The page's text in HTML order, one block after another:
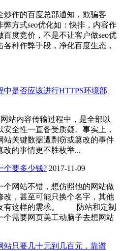
炒作的百度总部通知，欺骗客
弊方式seo优化如：快排，内容作
度竞价，不是不让客户做seo优
种作弊手段，净化百度生态，
中是否应该进行HTTPS环境部
内容传输过程中，是全部以
全性一直备受质疑。事实上，
站关键数据遭剽窃或篡改的事件
改的事情更不胜枚举...
个要多少钱? 2017-11-09
个网站不错，想仿照他的网站做
改，甚至可能只换个名字，其他
有这样的需求。 防站和定制
个需要网页美工动脑子去想网站
站只要几十元到几百元，靠谱